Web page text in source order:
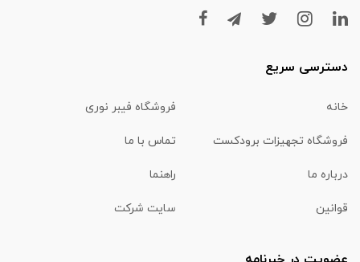
دسترسی سریع
خانه فروشگاه فیبر نوری
فروشگاه تجهیزات برودکست تماس با ما
درباره ما راهنما
قوانین سایت شرکت